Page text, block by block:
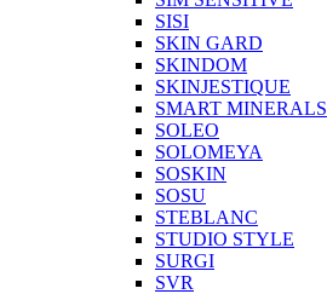
SISI
SKIN GARD
SKINDOM
SKINJESTIQUE
SMART MINERALS
SOLEO
SOLOMEYA
SOSKIN
SOSU
STEBLANC
STUDIO STYLE
SURGI
SVR